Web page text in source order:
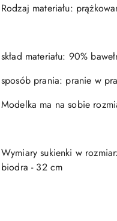
Rodzaj materiału:
skład materiału: 90%
sposób prania: pranie w
Modelka ma na sobie
Wymiary sukienki w
biodra - 32 cm